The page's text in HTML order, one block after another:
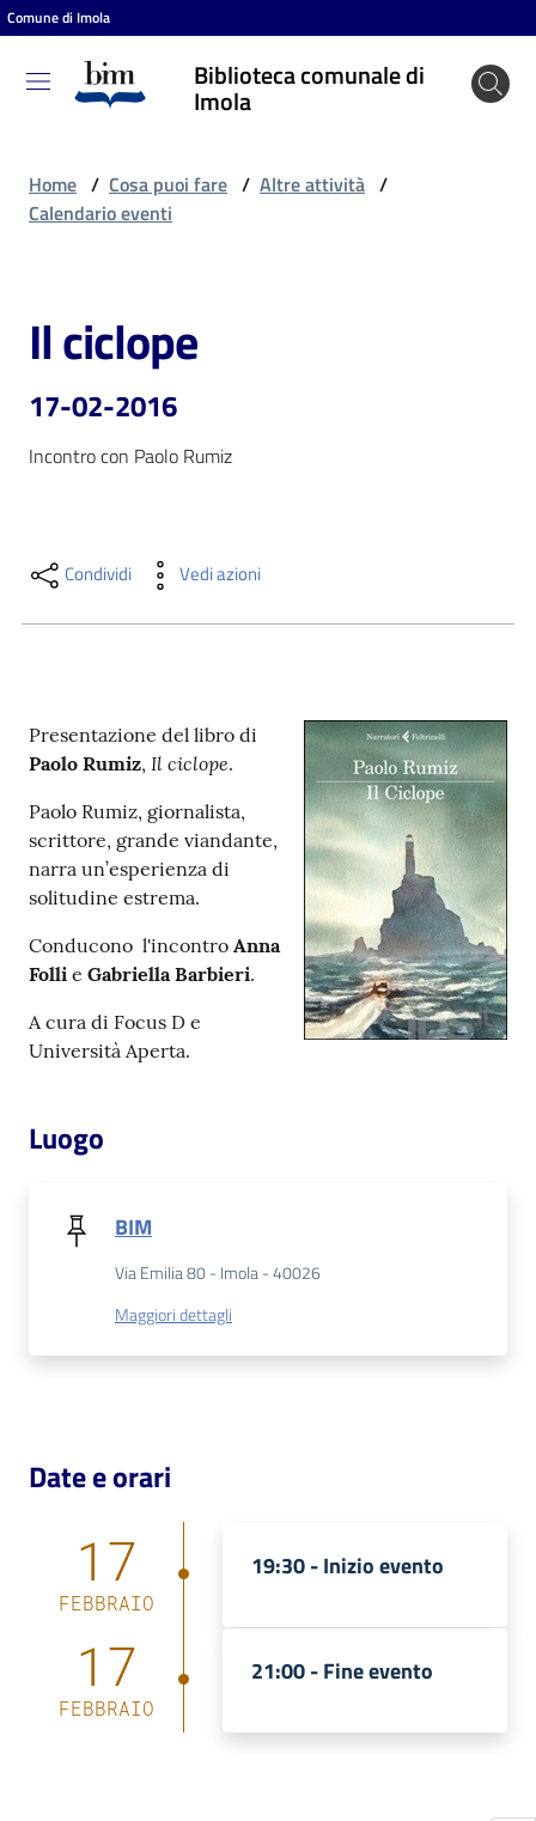
Vai al contenuto
Vai alla navigazione
Vai al footer
Comune di Imola
Biblioteca comunale di
Imola
Biblioteca
comunale
Cosa
puoi
fare
contenuti
Casa
Piani
Archivio
Decentrate
Patto
lettura
su
Catalogo
Home / Cosa puoi fare / Altre attività /
Calendario eventi
Salta al contenuto
Il ciclope
17-02-2016
Incontro con Paolo Rumiz
Condividi Vedi azioni
Presentazione del libro di
Paolo Rumiz, Il ciclope.
Paolo Rumiz, giornalista,
scrittore, grande viandante,
narra un’esperienza di
solitudine estrema.
Conducono l'incontro Anna
Folli e Gabriella Barbieri.
A cura di Focus D e
Università Aperta.
Luogo
BIM
Via Emilia 80 - Imola - 40026
Maggiori dettagli
Date e orari
17
FEBBRAIO
19:30 -Inizio evento
17
FEBBRAIO
21:00 -Fine evento